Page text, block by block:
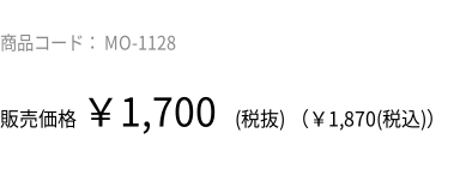
商品コード： MO-1128
販売価格 ￥1,700 (税抜) （￥1,870(税込)）